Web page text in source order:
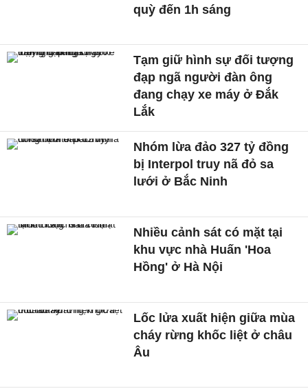
quỳ đến 1h sáng
Tạm giữ hình sự đối tượng
đạp ngã người đàn ông
đang chạy xe máy ở Đắk
Lắk
Nhóm lừa đảo 327 tỷ đồng
bị Interpol truy nã đỏ sa
lưới ở Bắc Ninh
Nhiều cảnh sát có mặt tại
khu vực nhà Huấn 'Hoa
Hồng' ở Hà Nội
Lốc lửa xuất hiện giữa mùa
cháy rừng khốc liệt ở châu
Âu